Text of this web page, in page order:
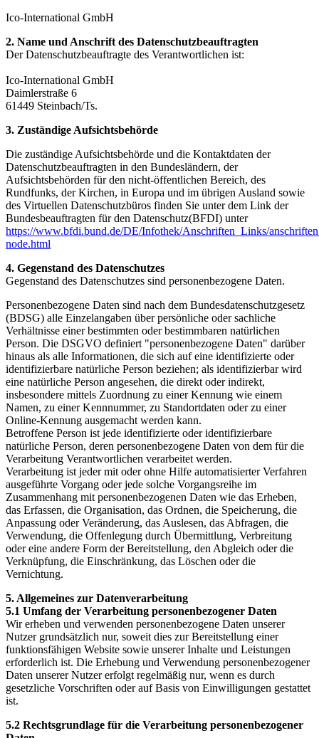
Ico-International GmbH
2. Name und Anschrift des Datenschutzbeauftragten
Der Datenschutzbeauftragte des Verantwortlichen ist:
Ico-International GmbH
Daimlerstraße 6
61449 Steinbach/Ts.
3. Zuständige Aufsichtsbehörde
Die zuständige Aufsichtsbehörde und die Kontaktdaten der
Datenschutzbeauftragten in den Bundesländern, der
Aufsichtsbehörden für den nicht-öffentlichen Bereich, des
Rundfunks, der Kirchen, in Europa und im übrigen Ausland sowie
des Virtuellen Datenschutzbüros finden Sie unter dem Link der
Bundesbeauftragten für den Datenschutz(BFDI) unter
https://www.bfdi.bund.de/DE/Infothek/Anschriften_Links/
node.html
4. Gegenstand des Datenschutzes
Gegenstand des Datenschutzes sind personenbezogene Daten.
Personenbezogene Daten sind nach dem Bundesdatenschutzgesetz
(BDSG) alle Einzelangaben über persönliche oder sachliche
Verhältnisse einer bestimmten oder bestimmbaren natürlichen
Person. Die DSGVO definiert "personenbezogene Daten" darüber
hinaus als alle Informationen, die sich auf eine identifizierte oder
identifizierbare natürliche Person beziehen; als identifizierbar wird
eine natürliche Person angesehen, die direkt oder indirekt,
insbesondere mittels Zuordnung zu einer Kennung wie einem
Namen, zu einer Kennnummer, zu Standortdaten oder zu einer
Online-Kennung ausgemacht werden kann.
Betroffene Person ist jede identifizierte oder identifizierbare
natürliche Person, deren personenbezogene Daten von dem für die
Verarbeitung Verantwortlichen verarbeitet werden.
Verarbeitung ist jeder mit oder ohne Hilfe automatisierter Verfahren
ausgeführte Vorgang oder jede solche Vorgangsreihe im
Zusammenhang mit personenbezogenen Daten wie das Erheben,
das Erfassen, die Organisation, das Ordnen, die Speicherung, die
Anpassung oder Veränderung, das Auslesen, das Abfragen, die
Verwendung, die Offenlegung durch Übermittlung, Verbreitung
oder eine andere Form der Bereitstellung, den Abgleich oder die
Verknüpfung, die Einschränkung, das Löschen oder die
Vernichtung.
5. Allgemeines zur Datenverarbeitung
5.1 Umfang der Verarbeitung personenbezogener Daten
Wir erheben und verwenden personenbezogene Daten unserer
Nutzer grundsätzlich nur, soweit dies zur Bereitstellung einer
funktionsfähigen Website sowie unserer Inhalte und Leistungen
erforderlich ist. Die Erhebung und Verwendung personenbezogener
Daten unserer Nutzer erfolgt regelmäßig nur, wenn es durch
gesetzliche Vorschriften oder auf Basis von Einwilligungen gestattet
ist.
5.2 Rechtsgrundlage für die Verarbeitung personenbezogener